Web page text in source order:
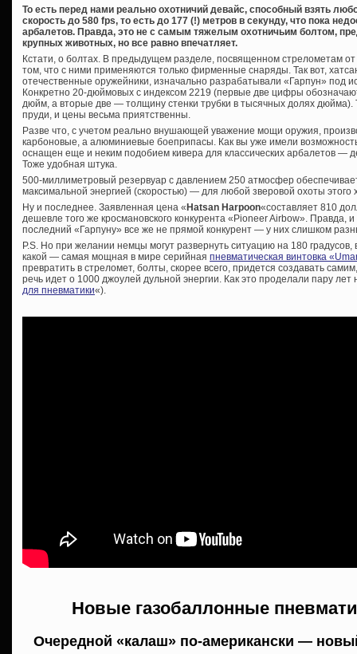
То есть перед нами реально охотничий девайс, способный взять
скорость до 580 fps, то есть до 177 (!) метров в секунду, что пока
арбалетов. Правда, это не с самым тяжелым охотничьим болтом,
крупных животных, но все равно впечатляет.
Кстати, о болтах. В предыдущем разделе, посвященном стрелометам от
том, что с ними применяются только фирменные снаряды. Так вот,
отечественные оружейники, изначально разрабатывали «Гарпун» под
Конкретно 20-дюймовых с индексом 2219 (первые две цифры
дюйм, а вторые две — толщину стенки трубки в тысячных долях дюйма).
пруди, и цены весьма приятственны.
Разве что, с учетом реально внушающей уважение мощи оружия,
карбоновые, а алюминиевые боеприпасы. Как вы уже имели
оснащен еще и неким подобием кивера для классических арбалетов —
Тоже удобная штука.
500-миллиметровый резервуар с давлением 250 атмосфер
максимальной энергией (скоростью) — для любой зверовой охоты этого
Ну и последнее. Заявленная цена «Hatsan Harpoon«составляет 810
дешевле того же кросмановского конкурента «Pioneer Airbow». Правда,
последний «Гарпуну» все же не прямой конкурент — у них слишком
P.S. Но при желании немцы могут развернуть ситуацию на 180 градусов,
какой — самая мощная в мире серийная пневматическая винтовка
превратить в стреломет, болты, скорее всего, придется создавать
речь идет о 1000 джоулей дульной энергии. Как это проделали пару
для пневматики«).
Новые газобаллонные
Очередной «калаш» по-американски —